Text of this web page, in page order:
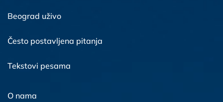
Beograd uživo
Često postavljena pitanja
Tekstovi pesama
O nama